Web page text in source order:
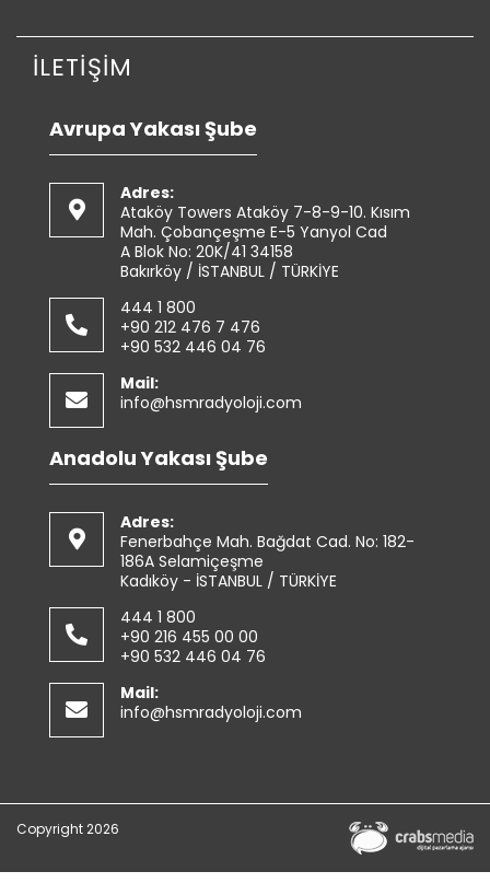
İLETİŞİM
Avrupa Yakası Şube
Adres:
Ataköy Towers Ataköy 7-8-9-10. Kısım
Mah. Çobançeşme E-5 Yanyol Cad
A Blok No: 20K/41 34158
Bakırköy / İSTANBUL / TÜRKİYE
444 1 800
+90 212 476 7 476
+90 532 446 04 76
Mail:
info@hsmradyoloji.com
Anadolu Yakası Şube
Adres:
Fenerbahçe Mah. Bağdat Cad. No: 182-
186A Selamiçeşme
Kadıköy - İSTANBUL / TÜRKİYE
444 1 800
+90 216 455 00 00
+90 532 446 04 76
Mail:
info@hsmradyoloji.com
Copyright 2026